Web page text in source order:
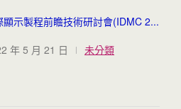
示製程前瞻技術研討會(IDMC 2...
年 5 月 21 日 未分類